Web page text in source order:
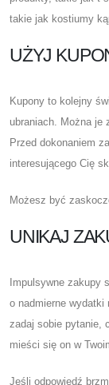
takie jak kostiumy
UŻYJ
Kupony to kolejny
ubraniach. Można je
Przed dokonaniem
interesującego Cię
Możesz być
UNIKAJ
Impulsywne zakupy
o nadmierne wydatki
zadaj sobie pytanie,
mieści się on w
Jeśli odpowiedź